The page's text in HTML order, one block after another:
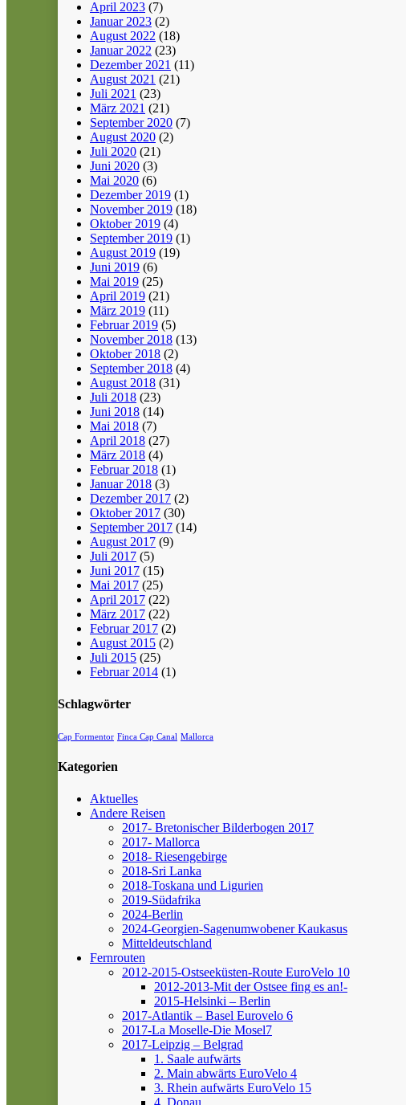
April 2023 (7)
Januar 2023 (2)
August 2022 (18)
Januar 2022 (23)
Dezember 2021 (11)
August 2021 (21)
Juli 2021 (23)
März 2021 (21)
September 2020 (7)
August 2020 (2)
Juli 2020 (21)
Juni 2020 (3)
Mai 2020 (6)
Dezember 2019 (1)
November 2019 (18)
Oktober 2019 (4)
September 2019 (1)
August 2019 (19)
Juni 2019 (6)
Mai 2019 (25)
April 2019 (21)
März 2019 (11)
Februar 2019 (5)
November 2018 (13)
Oktober 2018 (2)
September 2018 (4)
August 2018 (31)
Juli 2018 (23)
Juni 2018 (14)
Mai 2018 (7)
April 2018 (27)
März 2018 (4)
Februar 2018 (1)
Januar 2018 (3)
Dezember 2017 (2)
Oktober 2017 (30)
September 2017 (14)
August 2017 (9)
Juli 2017 (5)
Juni 2017 (15)
Mai 2017 (25)
April 2017 (22)
März 2017 (22)
Februar 2017 (2)
August 2015 (2)
Juli 2015 (25)
Februar 2014 (1)
Schlagwörter
Cap Formentor Finca Cap Canal Mallorca
Kategorien
Aktuelles
Andere Reisen
2017- Bretonischer Bilderbogen 2017
2017- Mallorca
2018- Riesengebirge
2018-Sri Lanka
2018-Toskana und Ligurien
2019-Südafrika
2024-Berlin
2024-Georgien-Sagenumwobener Kaukasus
Mitteldeutschland
Fernrouten
2012-2015-Ostseeküsten-Route EuroVelo 10
2012-2013-Mit der Ostsee fing es an!-
2015-Helsinki – Berlin
2017-Atlantik – Basel Eurovelo 6
2017-La Moselle-Die Mosel7
2017-Leipzig – Belgrad
1. Saale aufwärts
2. Main abwärts EuroVelo 4
3. Rhein aufwärts EuroVelo 15
4. Donau